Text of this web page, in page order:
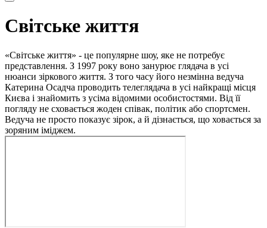
Світське життя
«Світське життя» - це популярне шоу, яке не потребує
представлення. З 1997 року воно занурює глядача в усі
нюанси зіркового життя. З того часу його незмінна ведуча
Катерина Осадча проводить телеглядача в усі найкращі місця
Києва і знайомить з усіма відомими особистостями. Від її
погляду не сховається жоден співак, політик або спортсмен.
Ведуча не просто показує зірок, а й дізнається, що ховається за
зоряним іміджем.